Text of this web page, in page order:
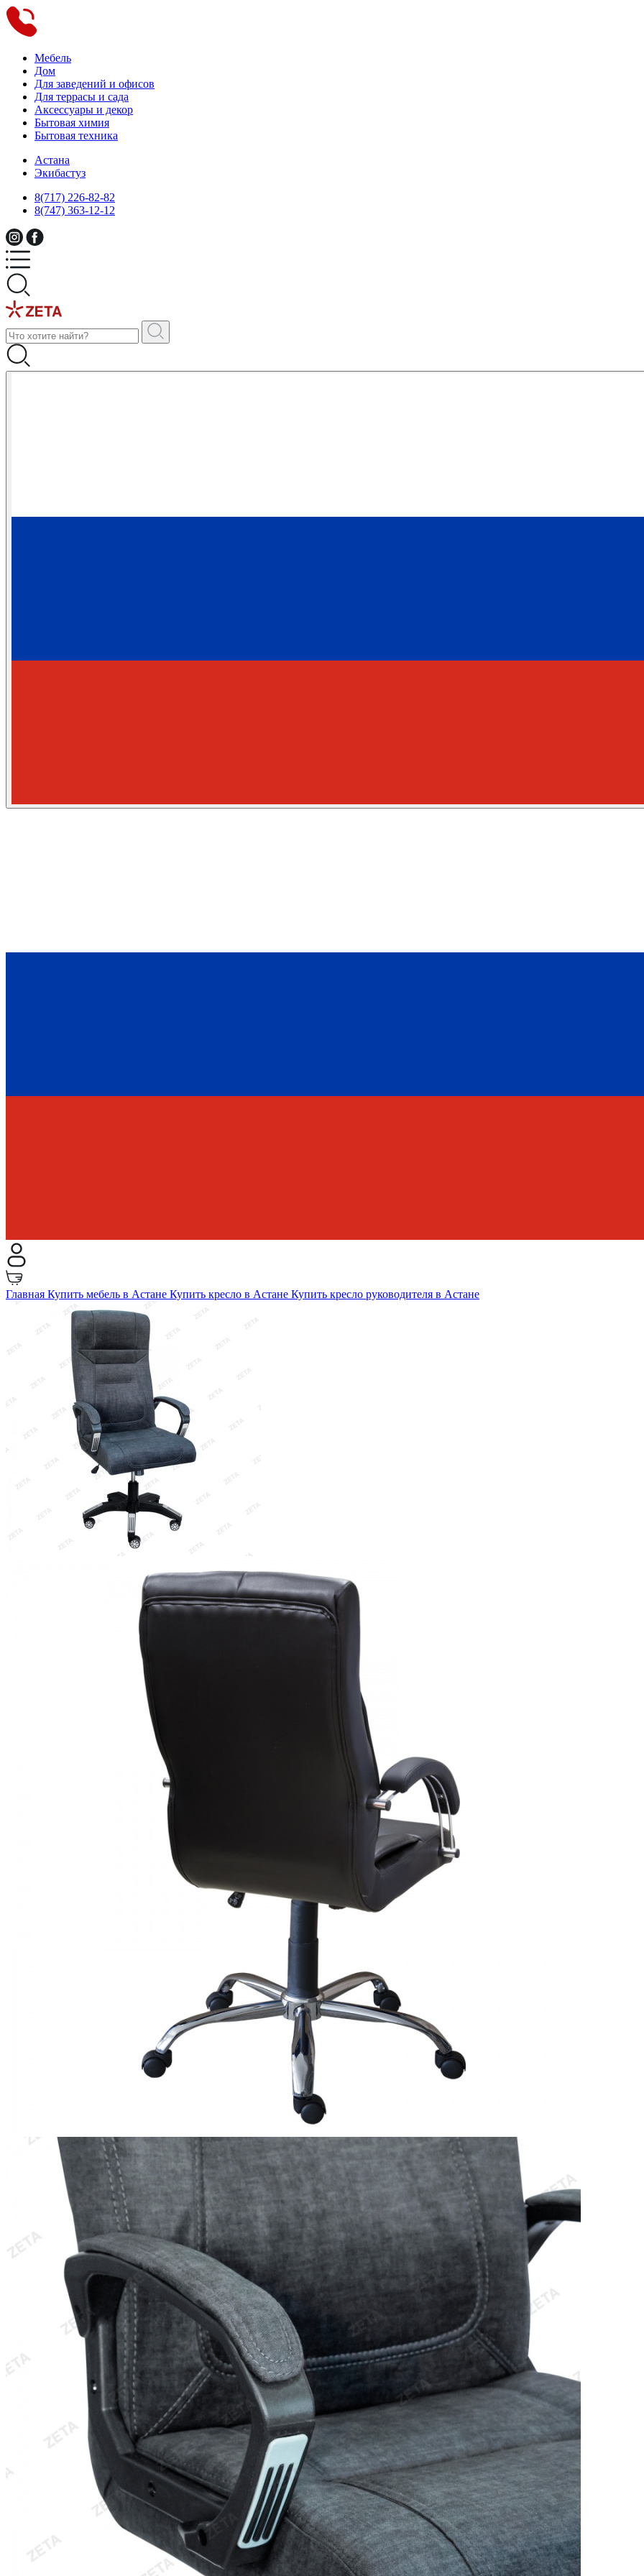
Мебель
Дом
Для заведений и офисов
Для террасы и сада
Аксессуары и декор
Бытовая химия
Бытовая техника
Астана
Экибастуз
8(717) 226-82-82
8(747) 363-12-12
Главная Купить мебель в Астане Купить кресло в Астане Купить кресло руководителя в Астане